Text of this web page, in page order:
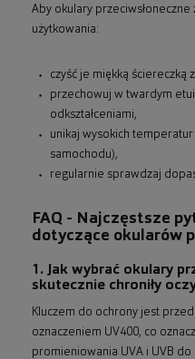
Aby okulary przeciwsłoneczne
użytkowania:
czyść je miękką ściereczką
przechowuj w twardym
odkształceniami,
unikaj wysokich
samochodu),
regularnie sprawdzaj
FAQ - Najczęstsze
dotyczące okularów
1. Jak wybrać okulary
skutecznie chroniły
Kluczem do ochrony jest
oznaczeniem UV400, co
promieniowania UVA i UVB